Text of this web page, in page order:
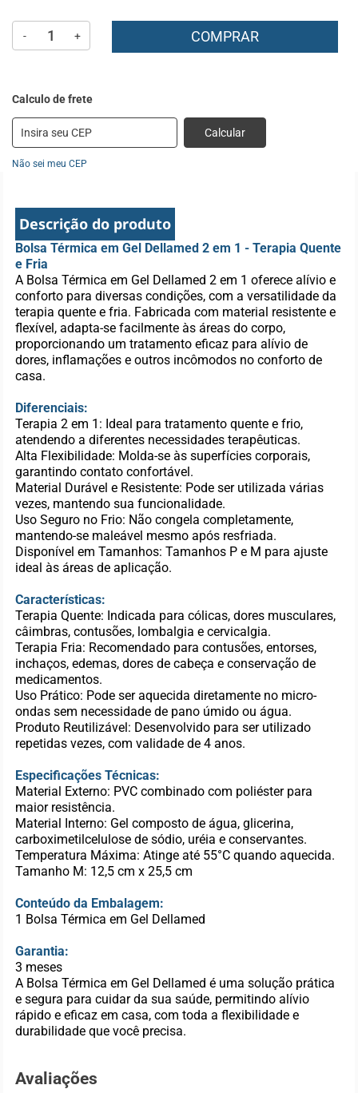
- + COMPRAR
Calcular
Não sei meu CEP
Descrição do produto
Bolsa Térmica em Gel Dellamed 2 em 1 - Terapia Quente
e Fria
A Bolsa Térmica em Gel Dellamed 2 em 1 oferece alívio e
conforto para diversas condições, com a versatilidade da
terapia quente e fria. Fabricada com material resistente e
flexível, adapta-se facilmente às áreas do corpo,
proporcionando um tratamento eficaz para alívio de
dores, inflamações e outros incômodos no conforto de
casa.
Diferenciais:
Terapia 2 em 1: Ideal para tratamento quente e frio,
atendendo a diferentes necessidades terapêuticas.
Alta Flexibilidade: Molda-se às superfícies corporais,
garantindo contato confortável.
Material Durável e Resistente: Pode ser utilizada várias
vezes, mantendo sua funcionalidade.
Uso Seguro no Frio: Não congela completamente,
mantendo-se maleável mesmo após resfriada.
Disponível em Tamanhos: Tamanhos P e M para ajuste
ideal às áreas de aplicação.
Características:
Terapia Quente: Indicada para cólicas, dores musculares,
câimbras, contusões, lombalgia e cervicalgia.
Terapia Fria: Recomendado para contusões, entorses,
inchaços, edemas, dores de cabeça e conservação de
medicamentos.
Uso Prático: Pode ser aquecida diretamente no micro-
ondas sem necessidade de pano úmido ou água.
Produto Reutilizável: Desenvolvido para ser utilizado
repetidas vezes, com validade de 4 anos.
Especificações Técnicas:
Material Externo: PVC combinado com poliéster para
maior resistência.
Material Interno: Gel composto de água, glicerina,
carboximetilcelulose de sódio, uréia e conservantes.
Temperatura Máxima: Atinge até 55°C quando aquecida.
Tamanho M: 12,5 cm x 25,5 cm
Conteúdo da Embalagem:
1 Bolsa Térmica em Gel Dellamed
Garantia:
3 meses
A Bolsa Térmica em Gel Dellamed é uma solução prática
e segura para cuidar da sua saúde, permitindo alívio
rápido e eficaz em casa, com toda a flexibilidade e
durabilidade que você precisa.
Avaliações